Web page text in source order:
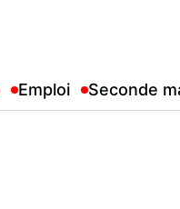
Emploi Seconde